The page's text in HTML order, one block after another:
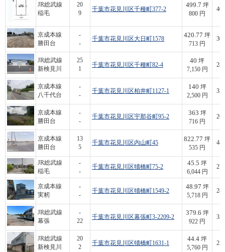
JR総武線
稲毛
20
9
千葉市花見川区千種町377-2
499.7 坪
800 円
京成本線
勝田台
-
-
千葉市花見川区大日町1578
420.77 坪
713 円
JR総武線
新検見川
25
1
千葉市花見川区千種町82-4
40 坪
7,150 円
京成本線
八千代台
-
-
千葉市花見川区柏井町1127-1
140 坪
2,500 円
京成本線
勝田台
-
-
千葉市花見川区宇那谷町95-2
363 坪
716 円
京成本線
勝田台
13
5
千葉市花見川区内山町45
822.77 坪
535 円
JR総武線
稲毛
-
-
千葉市花見川区犢橋町75-2
45.5 坪
6,044 円
京成本線
実籾
-
-
千葉市花見川区犢橋町1549-2
48.97 坪
5,718 円
JR総武線
幕張
-
22
千葉市花見川区幕張町3-2209-2
379.6 坪
922 円
JR総武線
新検見川
20
2
千葉市花見川区犢橋町1631-1
44.4 坪
5,760 円